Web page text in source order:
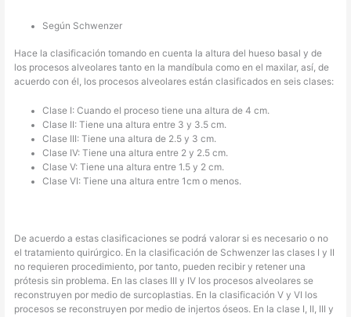
Según Schwenzer
Hace la clasificación tomando en cuenta la altura del hueso basal y de
los procesos alveolares tanto en la mandíbula como en el maxilar, así, de
acuerdo con él, los procesos alveolares están clasificados en seis clases:
Clase I: Cuando el proceso tiene una altura de 4 cm.
Clase II: Tiene una altura entre 3 y 3.5 cm.
Clase III: Tiene una altura de 2.5 y 3 cm.
Clase IV: Tiene una altura entre 2 y 2.5 cm.
Clase V: Tiene una altura entre 1.5 y 2 cm.
Clase VI: Tiene una altura entre 1cm o menos.
De acuerdo a estas clasificaciones se podrá valorar si es necesario o no
el tratamiento quirúrgico. En la clasificación de Schwenzer las clases I y II
no requieren procedimiento, por tanto, pueden recibir y retener una
prótesis sin problema. En las clases III y IV los procesos alveolares se
reconstruyen por medio de surcoplastias. En la clasificación V y VI los
procesos se reconstruyen por medio de injertos óseos. En la clase I, II, III y